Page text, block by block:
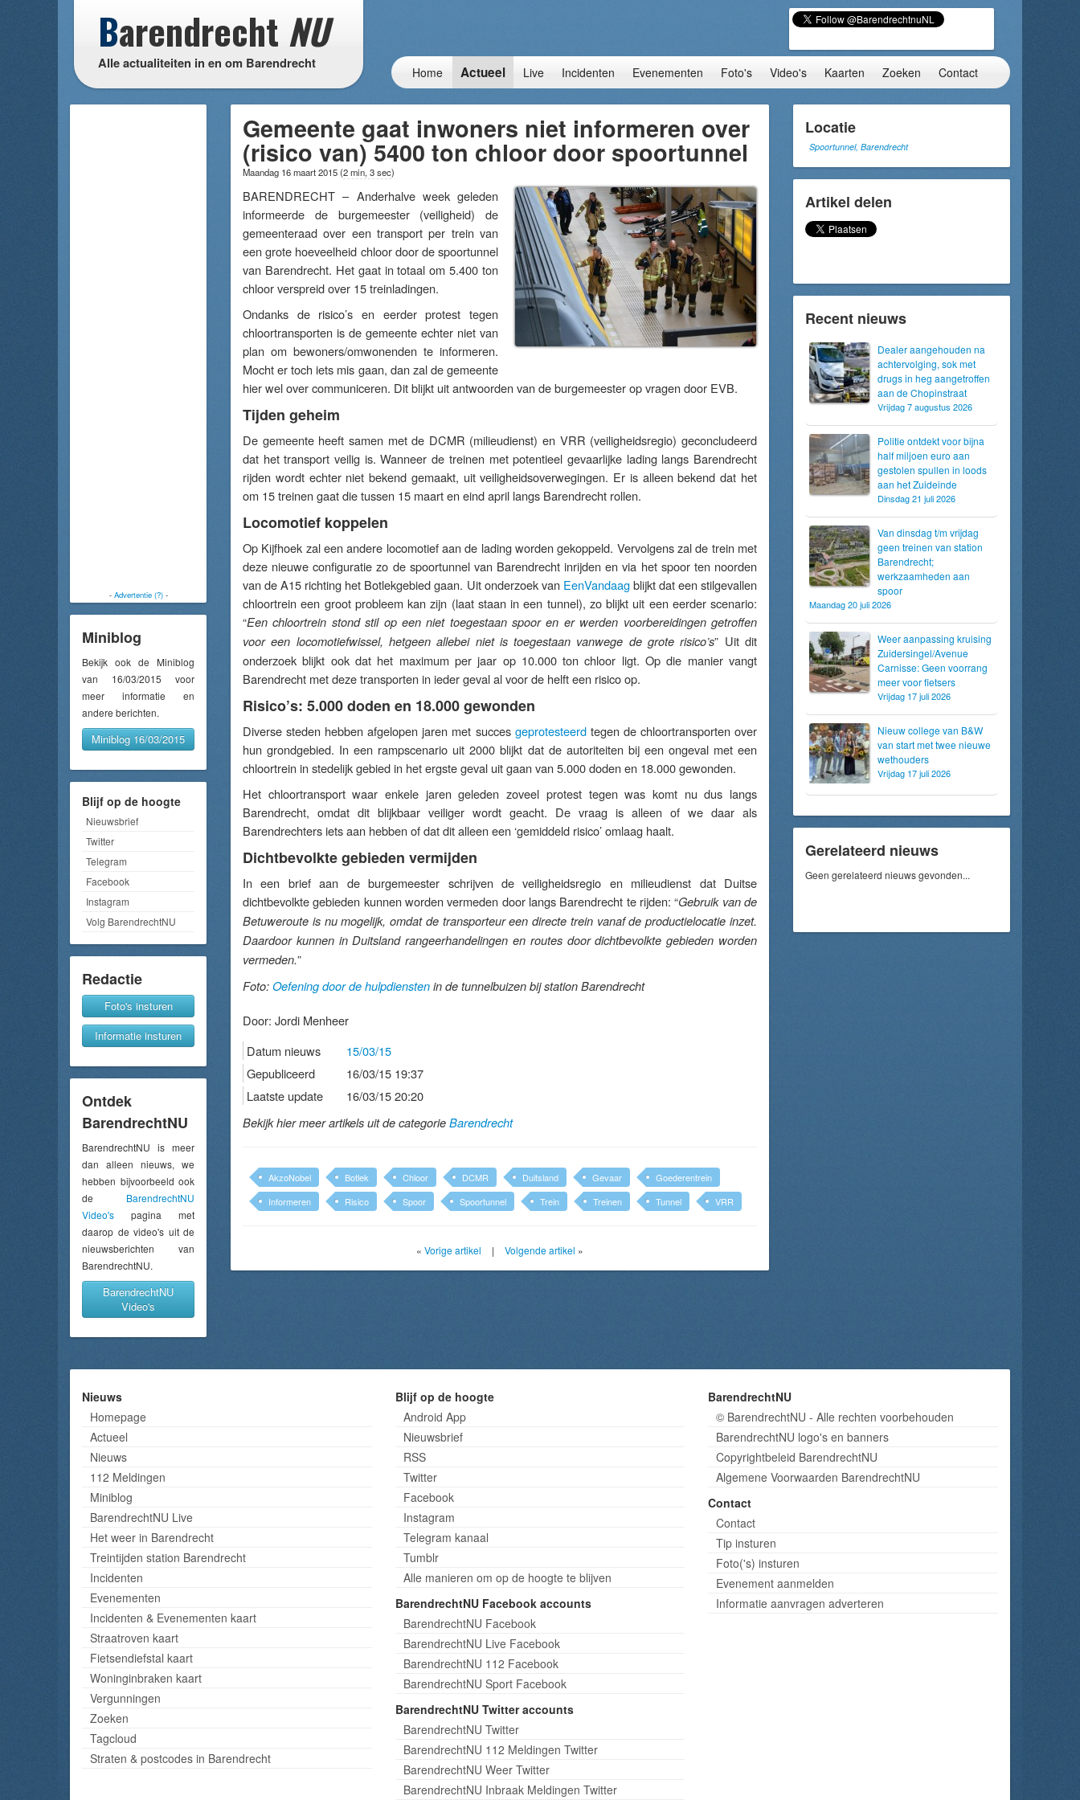
Barendrecht NU
Alle actualiteiten in en om Barendrecht
Home Actueel Live Incidenten Evenementen Foto's Video's Kaarten Zoeken Contact
- Advertentie (?)-
Miniblog
Bekijk ook de Miniblog
van 16/03/2015 voor
meer informatie en
andere berichten.
Miniblog 16/03/2015
Blijf op de hoogte
Nieuwsbrief
Twitter
Telegram
Facebook
Instagram
Volg BarendrechtNU
Redactie
Foto's insturen
Informatie insturen
Ontdek
BarendrechtNU
BarendrechtNU is meer
dan alleen nieuws, we
hebben bijvoorbeeld ook
de BarendrechtNU
Video's pagina met
daarop de video's uit de
nieuwsberichten van
BarendrechtNU.
BarendrechtNU
Video's
Gemeente gaat inwoners niet informeren over
(risico van) 5400 ton chloor door spoortunnel
Maandag 16 maart 2015(2 min, 3 sec)
BARENDRECHT – Anderhalve week geleden
informeerde de burgemeester (veiligheid) de
gemeenteraad over een transport per trein van
een grote hoeveelheid chloor door de spoortunnel
van Barendrecht. Het gaat in totaal om 5.400 ton
chloor verspreid over 15 treinladingen.
Ondanks de risico’s en eerder protest tegen
chloortransporten is de gemeente echter niet van
plan om bewoners/omwonenden te informeren.
Mocht er toch iets mis gaan, dan zal de gemeente
hier wel over communiceren. Dit blijkt uit antwoorden van de burgemeester op vragen door EVB.
Tijden geheim
De gemeente heeft samen met de DCMR (milieudienst) en VRR (veiligheidsregio) geconcludeerd
dat het transport veilig is. Wanneer de treinen met potentieel gevaarlijke lading langs Barendrecht
rijden wordt echter niet bekend gemaakt, uit veiligheidsoverwegingen. Er is alleen bekend dat het
om 15 treinen gaat die tussen 15 maart en eind april langs Barendrecht rollen.
Locomotief koppelen
Op Kijfhoek zal een andere locomotief aan de lading worden gekoppeld. Vervolgens zal de trein met
deze nieuwe configuratie zo de spoortunnel van Barendrecht inrijden en via het spoor ten noorden
van de A15 richting het Botlekgebied gaan. Uit onderzoek van EenVandaagblijkt dat een stilgevallen
chloortrein een groot probleem kan zijn (laat staan in een tunnel), zo blijkt uit een eerder scenario:
“Een chloortrein stond stil op een niet toegestaan spoor en er werden voorbereidingen getroffen
voor een locomotiefwissel, hetgeen allebei niet is toegestaan vanwege de grote risico’s” Uit dit
onderzoek blijkt ook dat het maximum per jaar op 10.000 ton chloor ligt. Op die manier vangt
Barendrecht met deze transporten in ieder geval al voor de helft een risico op.
Risico’s: 5.000 doden en 18.000 gewonden
Diverse steden hebben afgelopen jaren met succes geprotesteerdtegen de chloortransporten over
hun grondgebied. In een rampscenario uit 2000 blijkt dat de autoriteiten bij een ongeval met een
chloortrein in stedelijk gebied in het ergste geval uit gaan van 5.000 doden en 18.000 gewonden.
Het chloortransport waar enkele jaren geleden zoveel protest tegen was komt nu dus langs
Barendrecht, omdat dit blijkbaar veiliger wordt geacht. De vraag is alleen of we daar als
Barendrechters iets aan hebben of dat dit alleen een ‘gemiddeld risico’ omlaag haalt.
Dichtbevolkte gebieden vermijden
In een brief aan de burgemeester schrijven de veiligheidsregio en milieudienst dat Duitse
dichtbevolkte gebieden kunnen worden vermeden door langs Barendrecht te rijden: “Gebruik van de
Betuweroute is nu mogelijk, omdat de transporteur een directe trein vanaf de productielocatie inzet.
Daardoor kunnen in Duitsland rangeerhandelingen en routes door dichtbevolkte gebieden worden
vermeden.”
Foto: Oefening door de hulpdiensten in de tunnelbuizen bij station Barendrecht
Door: Jordi Menheer
Datum nieuws
15/03/15
Gepubliceerd
16/03/15 19:37
Laatste update
16/03/15 20:20
Bekijk hier meer artikels uit de categorie Barendrecht
AkzoNobel Botlek Chloor DCMR Duitsland Gevaar
Goederentrein
Informeren
Risico Spoor Spoortunnel Trein Treinen Tunnel VRR
« Vorige artikel | Volgende artikel »
Locatie
Spoortunnel, Barendrecht
Artikel delen
Recent nieuws
Dealer aangehouden na
achtervolging, sok met
drugs in heg aangetroffen
aan de Chopinstraat
Vrijdag 7 augustus 2026
Politie ontdekt voor bijna
half miljoen euro aan
gestolen spullen in loods
aan het Zuideinde
Dinsdag 21 juli 2026
Van dinsdag t/m vrijdag
geen treinen van station
Barendrecht;
werkzaamheden aan
spoor
Maandag 20 juli 2026
Weer aanpassing kruising
Zuidersingel/Avenue
Carnisse: Geen voorrang
meer voor fietsers
Vrijdag 17 juli 2026
Nieuw college van B&W
van start met twee nieuwe
wethouders
Vrijdag 17 juli 2026
Gerelateerd nieuws
Geen gerelateerd nieuws gevonden...
Nieuws
Homepage
Actueel
Nieuws
112 Meldingen
Miniblog
BarendrechtNU Live
Het weer in Barendrecht
Treintijden station Barendrecht
Incidenten
Evenementen
Incidenten & Evenementen kaart
Straatroven kaart
Fietsendiefstal kaart
Woninginbraken kaart
Vergunningen
Zoeken
Tagcloud
Straten & postcodes in Barendrecht
Blijf op de hoogte
Android App
Nieuwsbrief
RSS
Twitter
Facebook
Instagram
Telegram kanaal
Tumblr
Alle manieren om op de hoogte te blijven
BarendrechtNU Facebook accounts
BarendrechtNU Facebook
BarendrechtNU Live Facebook
BarendrechtNU 112 Facebook
BarendrechtNU Sport Facebook
BarendrechtNU Twitter accounts
BarendrechtNU Twitter
BarendrechtNU 112 Meldingen Twitter
BarendrechtNU Weer Twitter
BarendrechtNU Inbraak Meldingen Twitter
BarendrechtNU
© BarendrechtNU - Alle rechten voorbehouden
BarendrechtNU logo's en banners
Copyrightbeleid BarendrechtNU
Algemene Voorwaarden BarendrechtNU
Contact
Contact
Tip insturen
Foto('s) insturen
Evenement aanmelden
Informatie aanvragen adverteren